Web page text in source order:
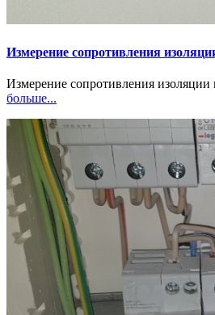
Измерение сопротивления
Измерение сопротивления
больше...